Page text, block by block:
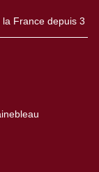
France depuis 3